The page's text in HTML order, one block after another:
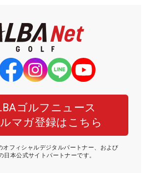
ゴルフニュース
マガ登録はこちら
オフィシャルデジタルパートナー、および
日本公式サイトパートナーです。